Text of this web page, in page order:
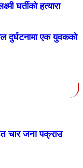
घर्तीको हत्यारा
दुर्घटनामा एक युवकको
चार जना पक्राउ